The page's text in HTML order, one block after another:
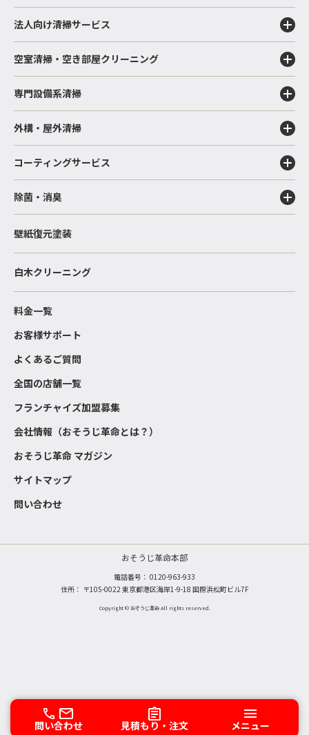
問い合わせ 見積もり・注文 メニュー
法人向け清掃サービス
空室清掃・空き部屋クリーニング
専門設備系清掃
外構・屋外清掃
コーティングサービス
除菌・消臭
壁紙復元塗装
白木クリーニング
料金一覧
お客様サポート
よくあるご質問
全国の店舗一覧
フランチャイズ加盟募集
会社情報（おそうじ革命とは？）
おそうじ革命 マガジン
サイトマップ
問い合わせ
おそうじ革命本部
電話番号： 0120-963-933
住所： 〒105-0022 東京都港区海岸1-9-18 国際浜松町ビル7F
Copyright © おそうじ革命 All rights reserved.